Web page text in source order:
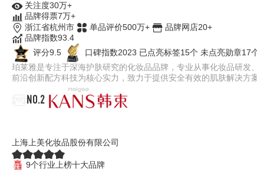
关注度30万+
品牌得票7万+
浙江省杭州市
单品评价500万+
品牌网店20+
品牌指数93.4
评分9.5
口碑指数2023 已点亮标签15个 未点亮勋章17
珀莱雅是专注于深海护肤研究的化妆品品牌，专业从事化妆品研
前沿创新配方科技为核心实力，致力于提供安全有效的肌肤解决方
NO.2
上海上美化妆品股份有限公司
9个行业上榜十大品牌